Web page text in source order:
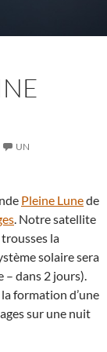
UN
Pleine Lunede
. Notre satellite
la
solaire sera
– dans 2 jours).
formation d’une
sur une nuit